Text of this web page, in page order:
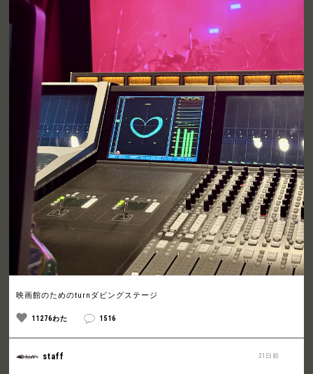
映画館のためのturnダビングステージ
11276わた 1516
21日前
staff